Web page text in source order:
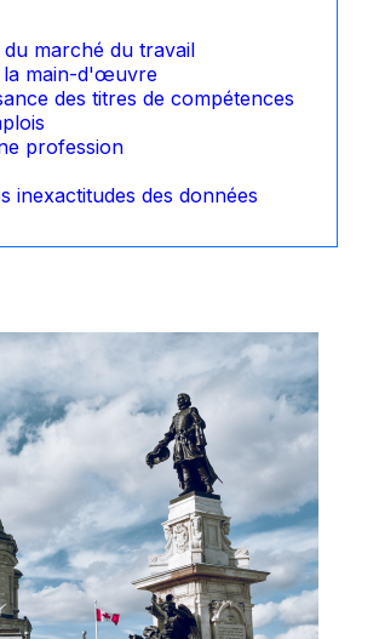
du marché du travail
la main-d'œuvre
des titres de compétences
profession
inexactitudes des données